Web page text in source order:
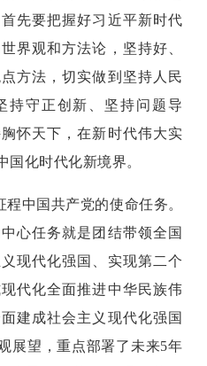
先要把握好习近平新时代
界观和方法论，坚持好、
方法，切实做到坚持人民
持守正创新、坚持问题导
怀天下，在新时代伟大实
国化时代化新境界。
中国共产党的使命任务。
心任务就是团结带领全国
现代化强国、实现第二个
代化全面推进中华民族伟
建成社会主义现代化强国
展望，重点部署了未来5年